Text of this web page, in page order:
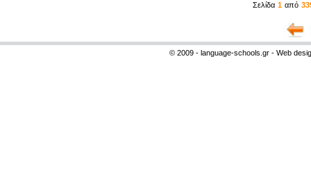
Σελίδα 1 από
© 2009 - language-schools.gr - Web